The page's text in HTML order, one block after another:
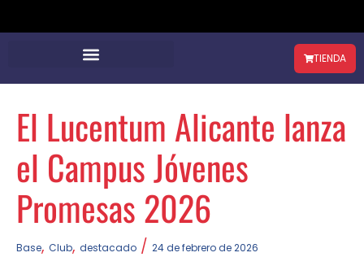
TIENDA
El Lucentum Alicante lanza
el Campus Jóvenes
Promesas 2026
Base, Club, destacado / 24 de febrero de 2026